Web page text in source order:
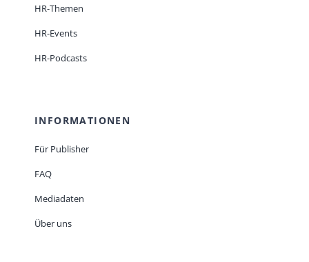
HR-Themen
HR-Events
HR-Podcasts
INFORMATIONEN
Für Publisher
FAQ
Mediadaten
Über uns